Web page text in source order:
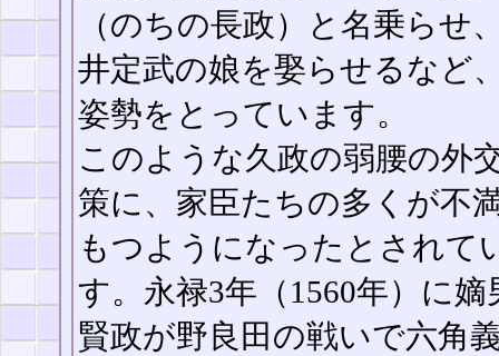
（のちの長政）と名乗らせ
井定武の娘を娶らせるなど
姿勢をとっています。
このような久政の弱腰の外
策に、家臣たちの多くが不
もつようになったとされて
す。永禄3年（1560年）に嫡
賢政が野良田の戦いで六角